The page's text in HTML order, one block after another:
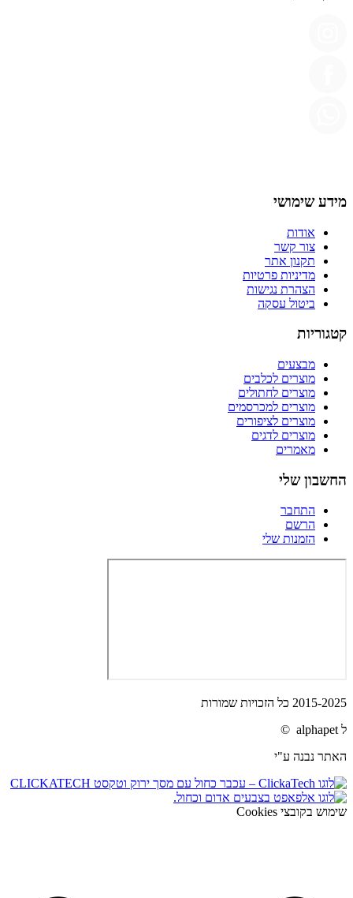
מידע שימושי
אודות
צור קשר
תקנון אתר
מדיניות פרטיות
הצהרת נגישות
ביטול עסקה
קטגוריות
מבצעים
מוצרים לכלבים
מוצרים לחתולים
מוצרים למכרסמים
מוצרים לציפורים
מוצרים לדגים
מאמרים
החשבון שלי
התחבר
הרשם
הזמנות שלי
2015-2025 כל הזכויות שמורות
ל alphapet ©
האתר נבנה ע"י
שימוש בקובצי Cookies